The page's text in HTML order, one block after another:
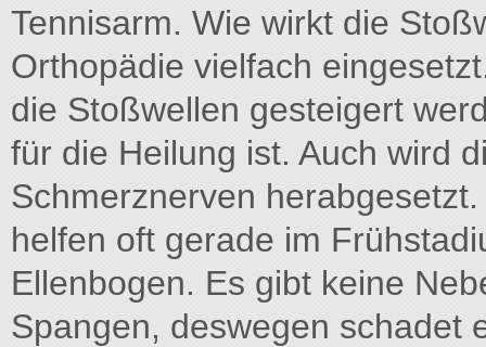
Tennisarm. Wie wirkt die
Orthopädie vielfach
die Stoßwellen gesteigert
für die Heilung ist. Auch wird
Schmerznerven
helfen oft gerade im
Ellenbogen. Es gibt keine
Spangen, deswegen schadet